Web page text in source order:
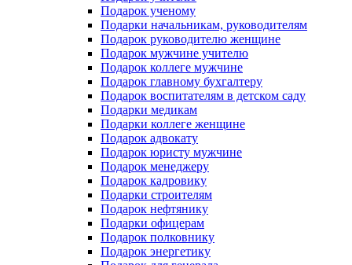
Подарок ученому
Подарки начальникам, руководителям
Подарок руководителю женщине
Подарок мужчине учителю
Подарок коллеге мужчине
Подарок главному бухгалтеру
Подарок воспитателям в детском саду
Подарки медикам
Подарки коллеге женщине
Подарок адвокату
Подарок юристу мужчине
Подарок менеджеру
Подарок кадровику
Подарки строителям
Подарок нефтянику
Подарки офицерам
Подарок полковнику
Подарок энергетику